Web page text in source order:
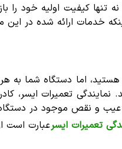
تنها کیفیت اولیه خود
خدمات ارائه شده در این
اما دستگاه شما به
نمایندگی تعمیرات ایسر،
عیب و نقص موجود در
تعمیرات ایسرعبارت است